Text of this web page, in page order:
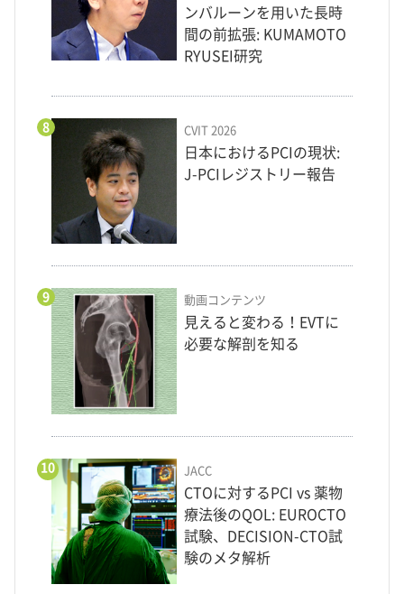
ンバルーンを用いた長時
間の前拡張: KUMAMOTO
RYUSEI研究
8 CVIT 2026
日本におけるPCIの現状:
J-PCIレジストリー報告
9 動画コンテンツ
見えると変わる！EVTに
必要な解剖を知る
10 JACC
CTOに対するPCI vs 薬物
療法後のQOL: EUROCTO
試験、DECISION-CTO試
験のメタ解析